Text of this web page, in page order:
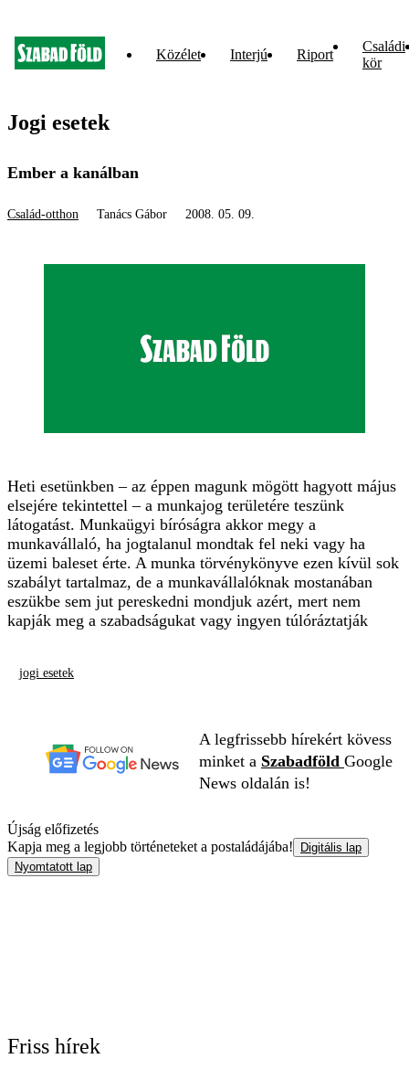
Közélet Interjú Riport
Családi
kör
Jogi esetek
Ember a kanálban
Család-otthon Tanács Gábor 2008. 05. 09.
Heti esetünkben – az éppen magunk mögött hagyott május
elsejére tekintettel – a munkajog területére teszünk
látogatást. Munkaügyi bíróságra akkor megy a
munkavállaló, ha jogtalanul mondtak fel neki vagy ha
üzemi baleset érte. A munka törvénykönyve ezen kívül sok
szabályt tartalmaz, de a munkavállalóknak mostanában
eszükbe sem jut pereskedni mondjuk azért, mert nem
kapják meg a szabadságukat vagy ingyen túlóráztatják
jogi esetek
A legfrissebb hírekért kövess
minket a Szabadföld Google
News oldalán is!
Újság előfizetés
Kapja meg a legjobb történeteket a postaládájába!
Digitális lap
Nyomtatott lap
Friss hírek